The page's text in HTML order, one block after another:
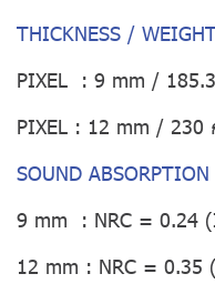
THICKNESS /
PIXEL : 9 mm /
PIXEL : 12 mm / 230
SOUND ABSORPTION
9 mm : NRC = 0.24
12 mm : NRC = 0.35